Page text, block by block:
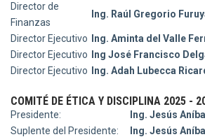
Director de
Finanzas
Ing. Raúl Gregorio
Director Ejecutivo
Ing. Aminta del Valle
Director Ejecutivo
Ing José Francisco
Director Ejecutivo
Ing. Adah Lubecca
COMITÉ DE ÉTICA Y DISCIPLINA 2025 -
Presidente:
Ing. Jesús
Suplente del Presidente:
Ing. Jesús